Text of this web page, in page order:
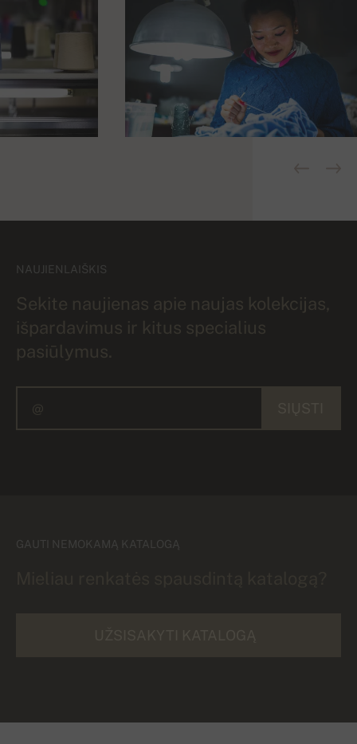
NAUJIENLAIŠKIS
Sekite naujienas apie naujas kolekcijas,
išpardavimus ir kitus specialius
pasiūlymus.
GAUTI NEMOKAMĄ KATALOGĄ